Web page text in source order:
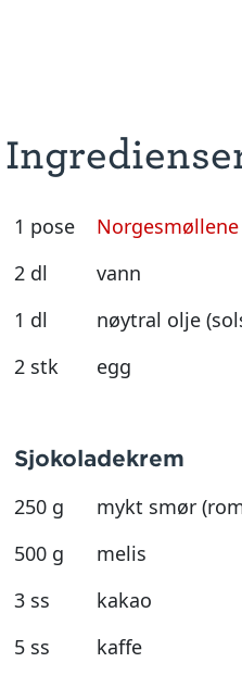
1 pose
2 dl
vann
1 dl
nøytral olje
2 stk
egg
Sjokoladekrem
250 g
mykt smør
500 g
melis
3 ss
kakao
5 ss
kaffe